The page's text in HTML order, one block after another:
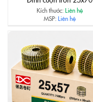
Kích thước:Liên hệ
MSP:Liên hệ